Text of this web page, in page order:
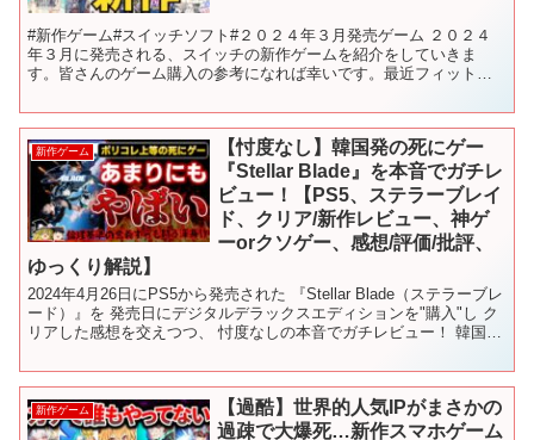
#新作ゲーム#スイッチソフト#２０２４年３月発売ゲーム ２０２４
年３月に発売される、スイッチの新作ゲームを紹介をしていきま
す。皆さんのゲーム購入の参考になれば幸いです。最近フィットボ
新作ゲーム
【忖度なし】韓国発の死にゲー
『Stellar Blade』を本音でガチレ
ビュー！【PS5、ステラーブレイ
ド、クリア/新作レビュー、神ゲ
ーorクソゲー、感想/評価/批評、
ゆっくり解説】
2024年4月26日にPS5から発売された 『Stellar Blade（ステラーブレ
ード）』を 発売日にデジタルデラックスエディションを"購入"し ク
リアした感想を交えつつ、 忖度なしの本音でガチレビュー！ 韓国発
新作ゲーム
【過酷】世界的人気IPがまさかの
過疎で大爆死…新作スマホゲーム